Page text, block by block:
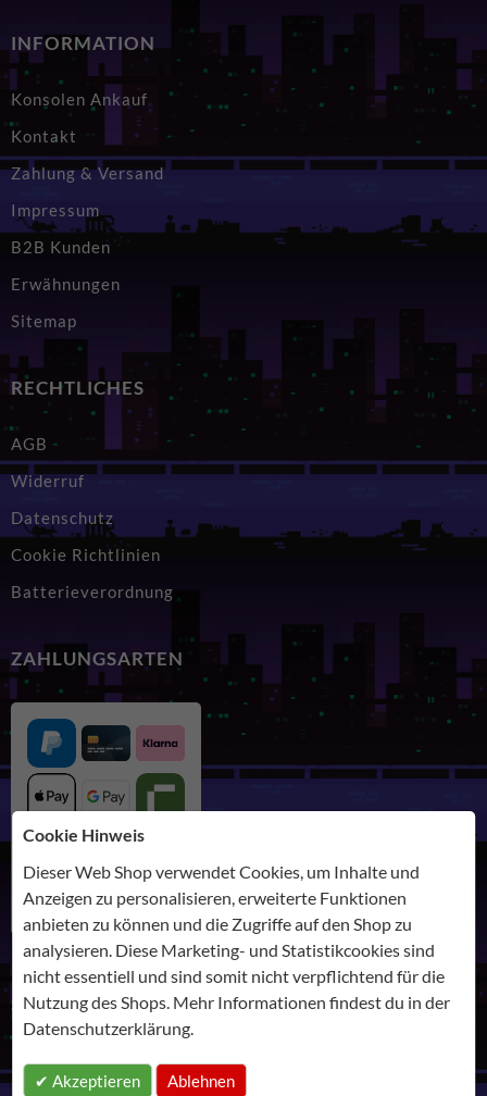
INFORMATION
Konsolen Ankauf
Kontakt
Zahlung & Versand
Impressum
B2B Kunden
Erwähnungen
Sitemap
RECHTLICHES
AGB
Widerruf
Datenschutz
Cookie Richtlinien
Batterieverordnung
ZAHLUNGSARTEN
SHIPPING
Cookie Hinweis
Dieser Web Shop verwendet Cookies, um Inhalte und
Anzeigen zu personalisieren, erweiterte Funktionen
anbieten zu können und die Zugriffe auf den Shop zu
analysieren. Diese Marketing- und Statistikcookies sind
nicht essentiell und sind somit nicht verpflichtend für die
Nutzung des Shops. Mehr Informationen findest du in der
Datenschutzerklärung.
Akzeptieren Ablehnen